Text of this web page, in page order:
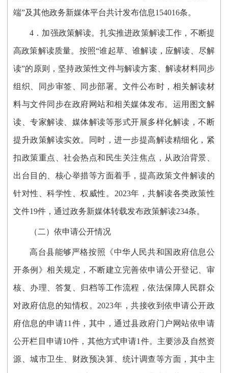
端”及其他政务新媒体平台共计发布信息1 54016条。
4．加强政策解读。 扎实推进政策解读工作，不断提
高政策解读质量。按照“谁起草、谁解读，应解读、尽解
读”的原则，坚持政策性文件与解读方案、解读材料同步
组织、同步审签、同步部署。文件公布时，相关解读材
料与文件同步在政府网站和相关媒体发布。运用图文解
读、专家解读、媒体解读等形式开展多样化解读，不断
提升政策解读实效。同时，进一步提高解读精细化，紧
扣政策重点、社会热点和民生关注焦点，从政治背景、
出台目的、核心举措等方面着手，提高政策文件解读的
针对性、科学性、权威性。 2023年，共解读各类政策性
文件19件，通过政务新媒体转载发布政策解读234条。
（ 二 ）依申请公开情况
高台县能够严格按照《中华人民共和国政府信息公
开条例》相关规定，不断建立完善依申请公开登记、审
核、办理、答复、归档等工作流程，依法保障人民群众
对政府信息的知情权 。 2023年 ，共接收到依申请公开政
府信息的申请11 件 ， 其中，通过县政府门户网站依申请
公开栏目申请10件，其他方式申请1件。 主要涉及自然资
源、城市卫生、财政预决算、统计调查等方面，其中主